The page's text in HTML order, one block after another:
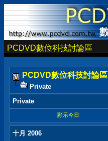
PCDVD數位科技討論區
PCDVD數位科技討論區
Private
Private
顯示今日
十月 2006